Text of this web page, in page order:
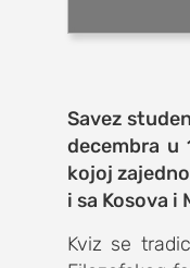
Savez
decembra u
kojoj
i sa Kosova i
Kviz se